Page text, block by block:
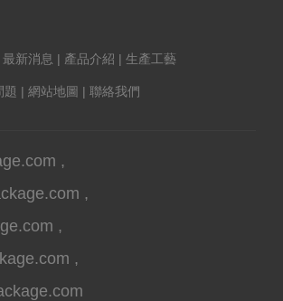
,
,
,
,
最新消息 | 產品介紹 | 生產工藝
題 | 網站地圖 | 聯絡我們